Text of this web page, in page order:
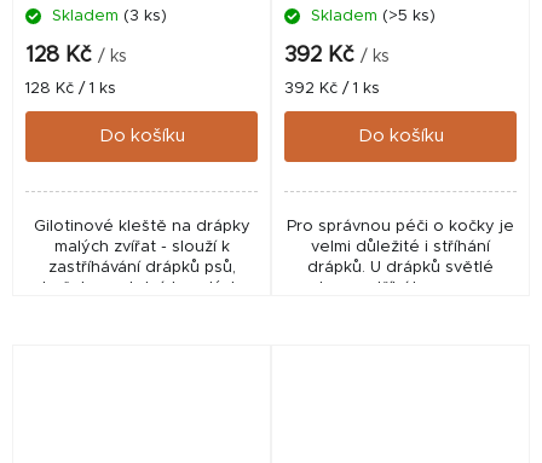
Skladem (3 ks)
128 Kč / ks
Měrná
cena:
128 Kč / 1 ks
Do košíku
Gilotinové kleště na drápky
malých zvířat - slouží k
zastříhávání drápků psů,
koček a ostatních malých
Skladem (>5 ks)
392 Kč / ks
Měrná
cena:
392 Kč / 1 ks
Do košíku
Pro správnou péči o kočky je
velmi důležité i stříhání
drápků. U drápků světlé
barvy stříháte pouze